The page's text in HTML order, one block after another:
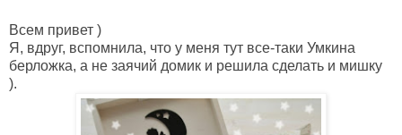
Всем привет )
Я, вдруг, вспомнила, что у меня тут все-таки Умкина
берложка, а не заячий домик и решила сделать и мишку
).